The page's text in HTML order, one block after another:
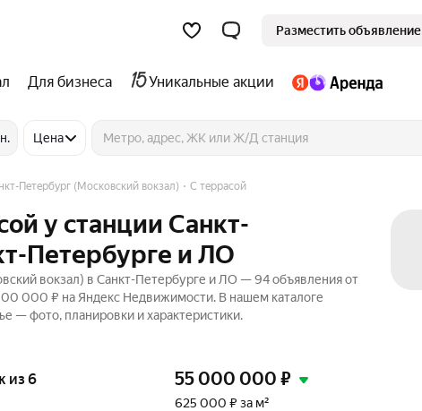
Разместить объявление
Для бизнеса Уникальные акции
Цена
Петербург (Московский вокзал) С террасой
у станции Санкт-
Петербурге и ЛО
вокзал) в Санкт-Петербурге и ЛО — 94 объявления от
000 ₽ на Яндекс Недвижимости. В нашем каталоге
— фото, планировки и характеристики.
из 6 55 000 000 ₽
625 000 ₽ за м²